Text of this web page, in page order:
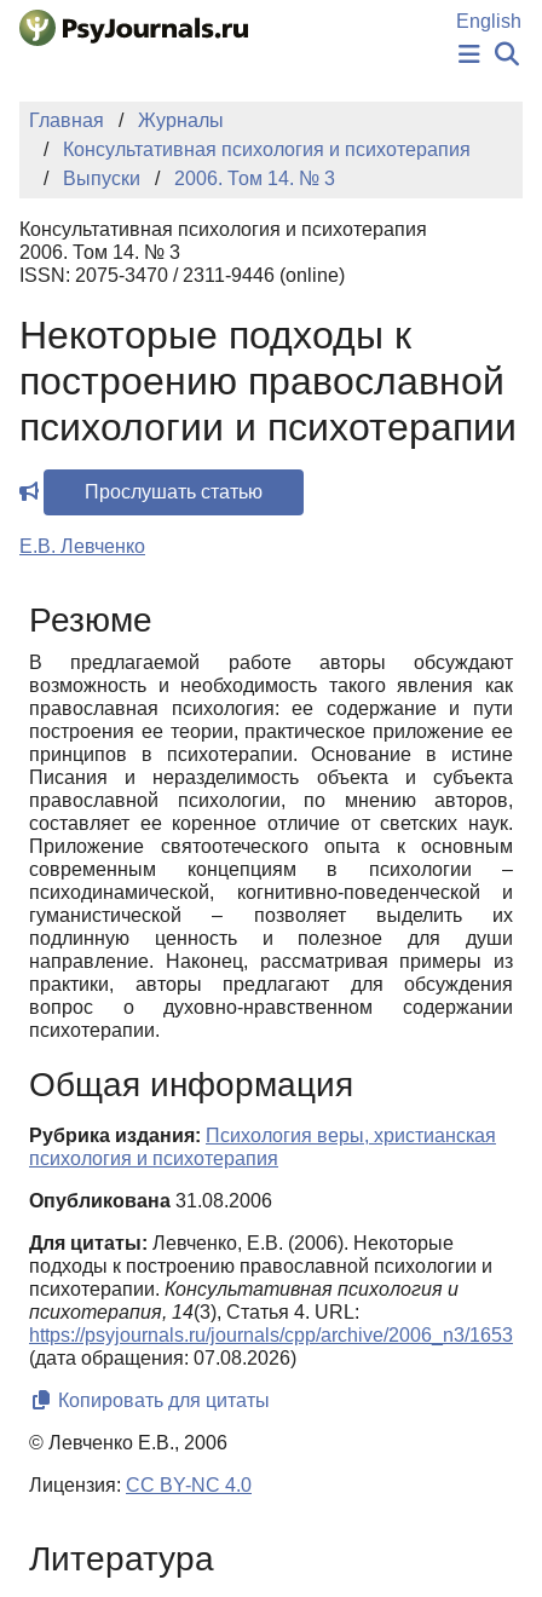
Перейти к основному содержанию
English
НОВОСТИ
АВТОРЫ
КЛЮЧЕВЫЕ СЛОВА
Регистрация
Главная
Журналы
Консультативная психология и психотерапия
Выпуски
2006. Том 14. № 3
Консультативная психология и психотерапия
2006. Том 14. № 3
ISSN: 2075-3470 / 2311-9446 (online)
Некоторые подходы к
построению православной
психологии и психотерапии
Прослушать статью
Е.В. Левченко
Резюме
В предлагаемой работе авторы обсуждают
возможность и необходимость такого явления как
православная психология: ее содержание и пути
построения ее теории, практическое приложение ее
принципов в психотерапии. Основание в истине
Писания и неразделимость объекта и субъекта
православной психологии, по мнению авторов,
составляет ее коренное отличие от светских наук.
Приложение святоотеческого опыта к основным
современным концепциям в психологии –
психодинамической, когнитивно-поведенческой и
гуманистической – позволяет выделить их
подлинную ценность и полезное для души
направление. Наконец, рассматривая примеры из
практики, авторы предлагают для обсуждения
вопрос о духовно-нравственном содержании
психотерапии.
Общая информация
Рубрика издания: Психология веры, христианская
психология и психотерапия
Опубликована 31.08.2006
Для цитаты: Левченко, Е.В. (2006). Некоторые
подходы к построению православной психологии и
психотерапии. Консультативная психология и
психотерапия, 14(3), Статья 4. URL:
https://psyjournals.ru/journals/cpp/archive/2006_n3/1653
(дата обращения: 07.08.2026)
Копировать для цитаты
© Левченко Е.В., 2006
Лицензия: CC BY-NC 4.0
Литература